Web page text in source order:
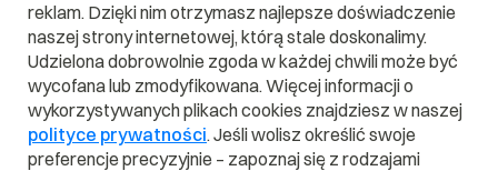
A B C D E F G H
I
J
K L M N O P Q
S
T U V W X Y Z
reklam. Dzięki nim otrzymasz najlepsze doświadczenie
naszej strony internetowej, którą stale doskonalimy.
Udzielona dobrowolnie zgoda w każdej chwili może być
wycofana lub zmodyfikowana. Więcej informacji o
wykorzystywanych plikach cookies znajdziesz w naszej
polityce prywatności. Jeśli wolisz określić swoje
preferencje precyzyjnie – zapoznaj się z rodzajami